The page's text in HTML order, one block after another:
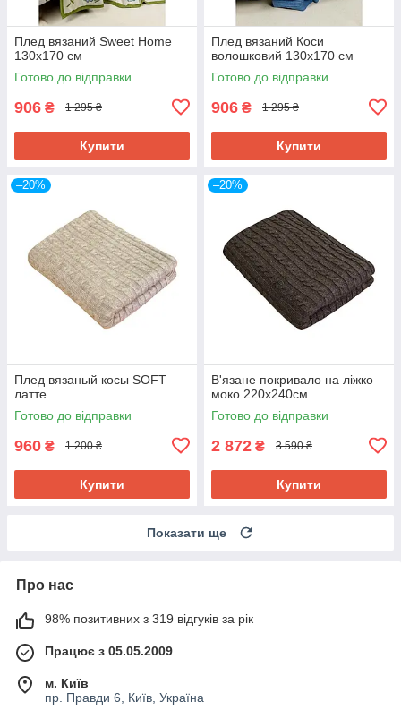
Плед вязаний Sweet Home
130х170 см
Готово до відправки
906 ₴ 1 295 ₴
Купити
Плед вязаний Коси
волошковий 130х170 см
Готово до відправки
906 ₴ 1 295 ₴
Купити
–20%
Плед вязаный косы SOFT
латте
Готово до відправки
960 ₴ 1 200 ₴
Купити
–20%
В'язане покривало на ліжко
моко 220х240см
Готово до відправки
2 872 ₴ 3 590 ₴
Купити
Показати ще
Про нас
98% позитивних з 319 відгуків за рік
Працює з 05.05.2009
м. Київ
пр. Правди 6, Київ, Україна